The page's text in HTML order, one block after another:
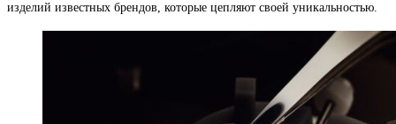
изделий известных брендов, которые цепляют своей уникальностью.